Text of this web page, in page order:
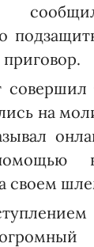
совершил
на
своем